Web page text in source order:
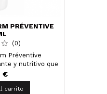
PRÉVENTIVE
(0)
Préventive
y nutritivo que
la piel del bebé.
€
carrito